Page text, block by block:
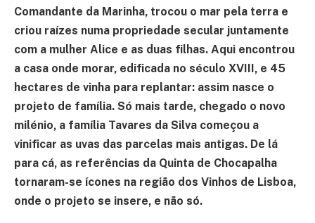
Comandante da Marinha, trocou o mar pela terra e
criou raízes numa propriedade secular juntamente
com a mulher Alice e as duas filhas. Aqui encontrou
a casa onde morar, edificada no século XVIII, e 45
hectares de vinha para replantar: assim nasce o
projeto de família. Só mais tarde, chegado o novo
milénio, a família Tavares da Silva começou a
vinificar as uvas das parcelas mais antigas. De lá
para cá, as referências da Quinta de Chocapalha
tornaram-se ícones na região dos Vinhos de Lisboa,
onde o projeto se insere, e não só.